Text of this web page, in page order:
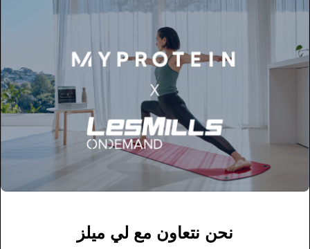
نحن نتعاون مع لي ميلز